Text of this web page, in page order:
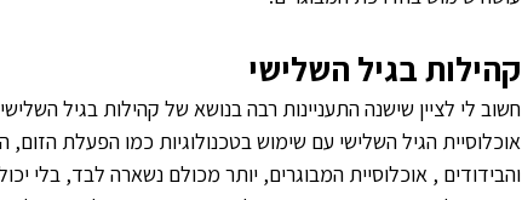
קהילות בגיל השלישי
חשוב לי לציין שישנה התעניינות רבה בנושא של קהילות בגיל
אוכלוסיית הגיל השלישי עם שימוש בטכנולוגיות כמו הפעלת
והבידודים , אוכלוסיית המבוגרים, יותר מכולם נשארה לבד, בלי